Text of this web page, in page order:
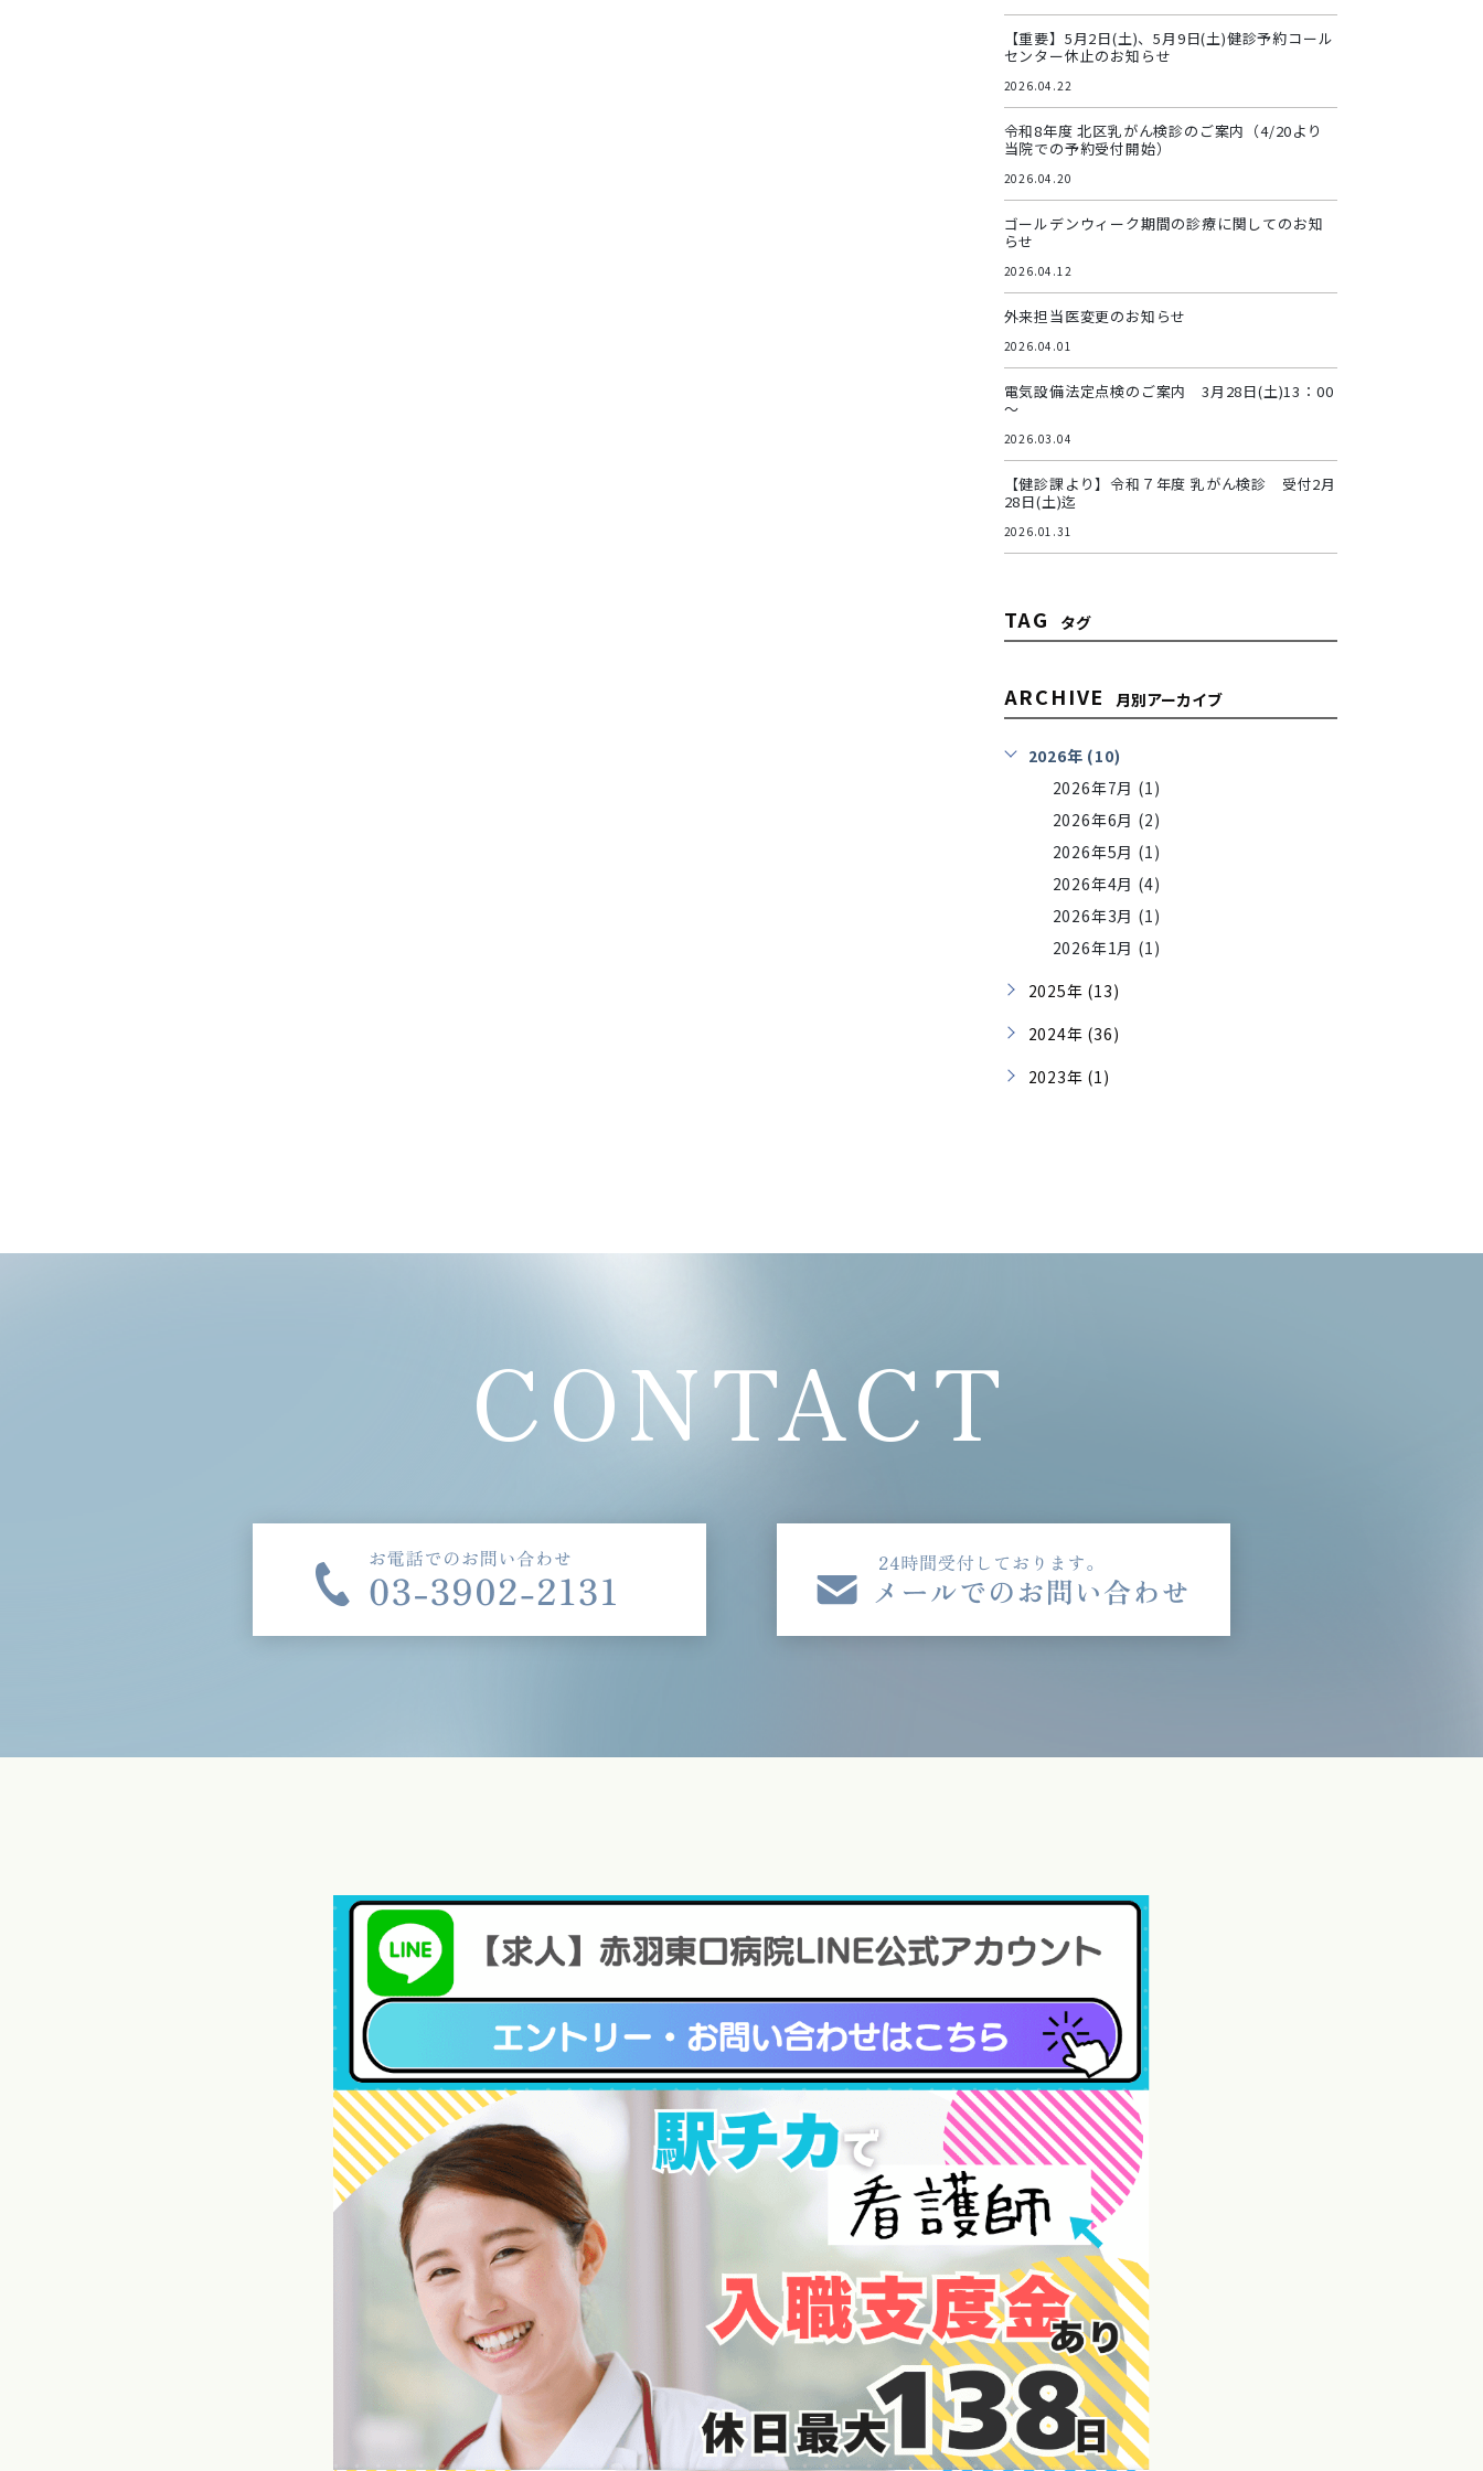
【重要】5月2日(土)、5月9日(土)健診予約コール
センター休止のお知らせ
2026.04.22
令和8年度 北区乳がん検診のご案内（4/20より
当院での予約受付開始）
2026.04.20
ゴールデンウィーク期間の診療に関してのお知
らせ
2026.04.12
外来担当医変更のお知らせ
2026.04.01
電気設備法定点検のご案内 3月28日(土)13：00
～
2026.03.04
【健診課より】令和７年度 乳がん検診 受付2月
28日(土)迄
2026.01.31
TAG タグ
ARCHIVE 月別アーカイブ
2026年 (10)
2026年7月 (1)
2026年6月 (2)
2026年5月 (1)
2026年4月 (4)
2026年3月 (1)
2026年1月 (1)
2025年 (13)
2024年 (36)
2023年 (1)
CONTACT